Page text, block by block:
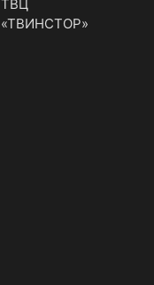
ТВЦ
«ТВИНСТОР»